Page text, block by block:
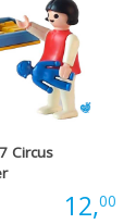
Circus
12,00